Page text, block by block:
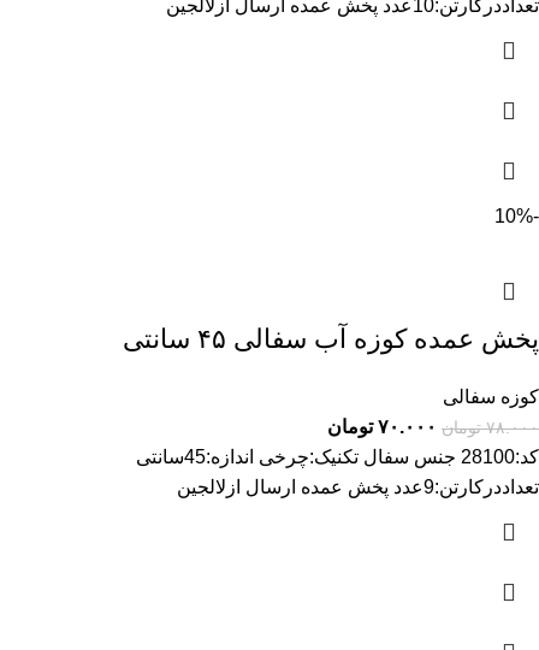
تعداددرکارتن:10عدد پخش عمده ارسال ازلالجین
-10%
پخش عمده کوزه آب سفالی ۴۵ سانتی
کوزه سفالی
۷۸.۰۰۰ تومان ۷۰.۰۰۰ تومان
کد:28100 جنس سفال تکنیک:چرخی اندازه:45سانتی
تعداددرکارتن:9عدد پخش عمده ارسال ازلالجین